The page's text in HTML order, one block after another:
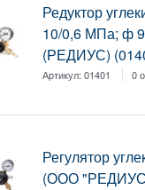
Редуктор
10/0,6 МПа; ф
(РЕДИУС)
Артикул:01401 0
Регулятор
(ООО "РЕДИУС